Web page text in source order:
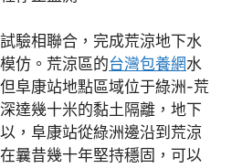
驗相聯合，完成荒涼地下水
仿。荒涼區的台灣包養網水
阜康站地點區域位于綠洲-荒
達幾十米的黏土隔離，地下
，阜康站從綠洲邊沿到荒涼
曩昔幾十年堅持穩固，可以